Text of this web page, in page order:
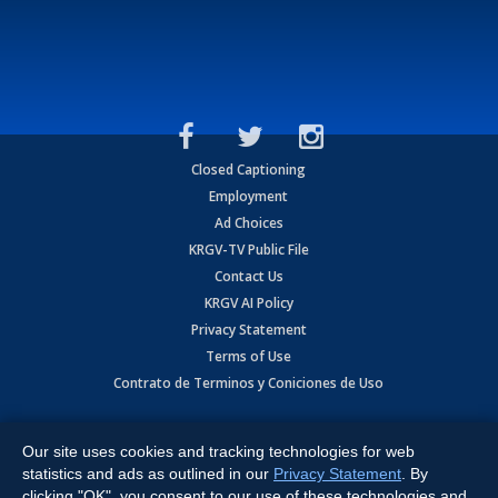
Closed Captioning
Employment
Ad Choices
KRGV-TV Public File
Contact Us
KRGV AI Policy
Privacy Statement
Terms of Use
Contrato de Terminos y Coniciones de Uso
Expressway, Weslaco, TX 78596.
All Rights Reserved. Powered by:Ruby Shore Software
Our site uses cookies and tracking technologies for web
statistics and ads as outlined in our Privacy Statement . By